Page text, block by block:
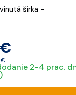
šírka -
€
2-4 prac.